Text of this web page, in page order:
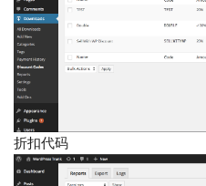
折扣代码